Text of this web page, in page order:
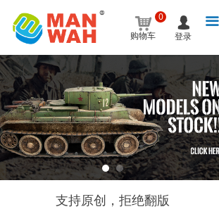
끀
낙
购物车
0 넙
登录
支持原创，拒绝翻版